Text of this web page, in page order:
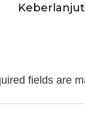
fields are